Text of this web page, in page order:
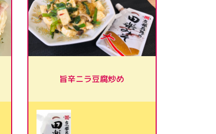
旨辛ニラ豆腐炒め